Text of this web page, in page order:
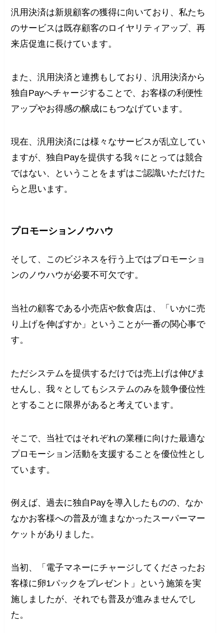
汎用決済は新規顧客の獲得に向いており、私たち
のサービスは既存顧客のロイヤリティアップ、再
来店促進に長けています。
また、汎用決済と連携もしており、汎用決済から
独自Payへチャージすることで、お客様の利便性
アップやお得感の醸成にもつなげています。
現在、汎用決済には様々なサービスが乱立してい
ますが、独自Payを提供する我々にとっては競合
ではない、ということをまずはご認識いただけた
らと思います。
プロモーションノウハウ
そして、このビジネスを行う上ではプロモーショ
ンのノウハウが必要不可欠です。
当社の顧客である小売店や飲食店は、「いかに売
り上げを伸ばすか」ということが一番の関心事で
す。
ただシステムを提供するだけでは売上げは伸びま
せんし、我々としてもシステムのみを競争優位性
とすることに限界があると考えています。
そこで、当社ではそれぞれの業種に向けた最適な
プロモーション活動を支援することを優位性とし
ています。
例えば、過去に独自Payを導入したものの、なか
なかお客様への普及が進まなかったスーパーマー
ケットがありました。
当初、「電子マネーにチャージしてくださったお
客様に卵1パックをプレゼント」という施策を実
施しましたが、それでも普及が進みませんでし
た。